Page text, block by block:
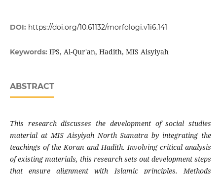
DOI: https://doi.org/10.61132/morfologi.v1i6.141
Keywords: IPS, Al-Qur'an, Hadith, MIS Aisyiyah
ABSTRACT
This research discusses the development of social studies
material at MIS Aisyiyah North Sumatra by integrating the
teachings of the Koran and Hadith. Involving critical analysis
of existing materials, this research sets out development steps
that ensure alignment with Islamic principles. Methods